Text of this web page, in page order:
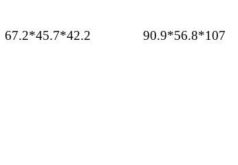
67.2*45.7*42.2 90.9*56.8*107